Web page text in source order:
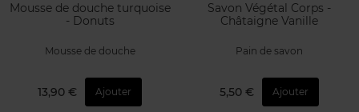
Mousse de douche turquoise
- Donuts
Mousse de douche
13,90 € Ajouter
Savon Végétal Corps -
Châtaigne Vanille
Pain de savon
5,50 € Ajouter